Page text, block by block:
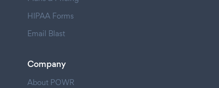
HIPAA Forms
Email Blast
Company
About POWR